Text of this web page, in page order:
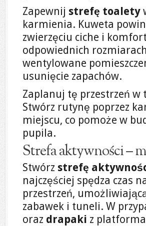
Zapewnij strefę toalety
karmienia. Kuweta
zwierzęciu ciche i
odpowiednich
wentylowane
usunięcie zapachów.
Zaplanuj tę przestrzeń w
Stwórz rutynę poprzez
miejscu, co pomoże w
pupila.
Strefa aktywności –
Stwórz strefę
najczęściej spędza czas
przestrzeń,
zabawek i tuneli. W
oraz drapaki z